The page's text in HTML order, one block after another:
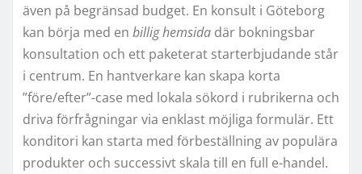
även på begränsad budget. En konsult i Göteborg
kan börja med en billig hemsida där bokningsbar
konsultation och ett paketerat starterbjudande står
i centrum. En hantverkare kan skapa korta
”före/efter”-case med lokala sökord i rubrikerna och
driva förfrågningar via enklast möjliga formulär. Ett
konditori kan starta med förbeställning av populära
produkter och successivt skala till en full e-handel.